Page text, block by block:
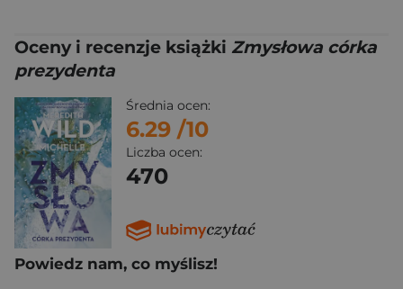
Oceny i recenzje książki Zmysłowa córka
prezydenta
Średnia ocen:
6.29 /10
Liczba ocen:
470
Powiedz nam, co myślisz!